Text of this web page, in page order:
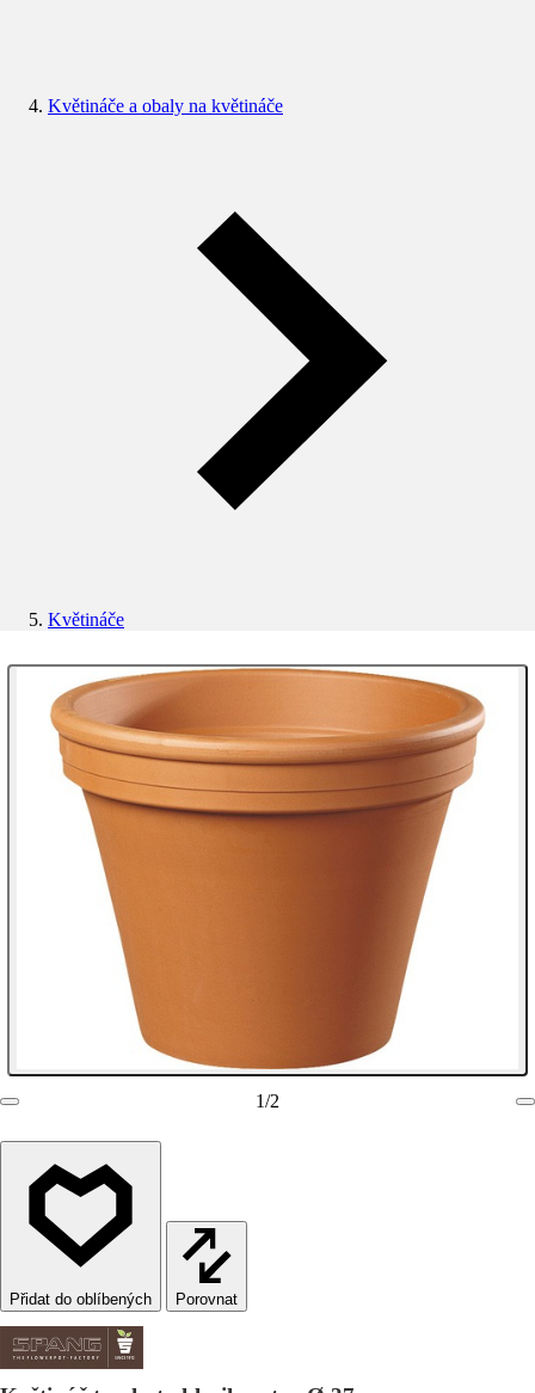
Květináče a obaly na květináče
Květináče
1/2
Porovnat